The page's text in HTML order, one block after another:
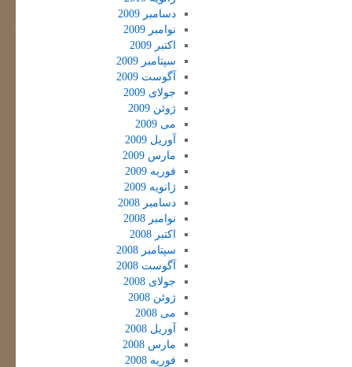
دسامبر 2009
نوامبر 2009
اکتبر 2009
سپتامبر 2009
آگوست 2009
جولای 2009
ژوئن 2009
می 2009
آوریل 2009
مارس 2009
فوریه 2009
ژانویه 2009
دسامبر 2008
نوامبر 2008
اکتبر 2008
سپتامبر 2008
آگوست 2008
جولای 2008
ژوئن 2008
می 2008
آوریل 2008
مارس 2008
فوریه 2008